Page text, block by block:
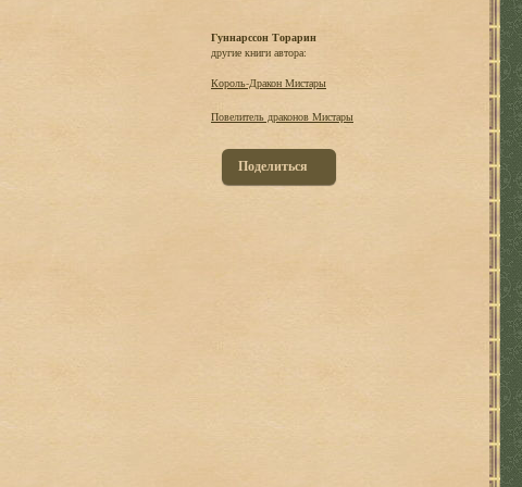
Гуннарссон Торарин
другие книги автора:
Король-Дракон Мистары
Повелитель драконов Мистары
Поделиться